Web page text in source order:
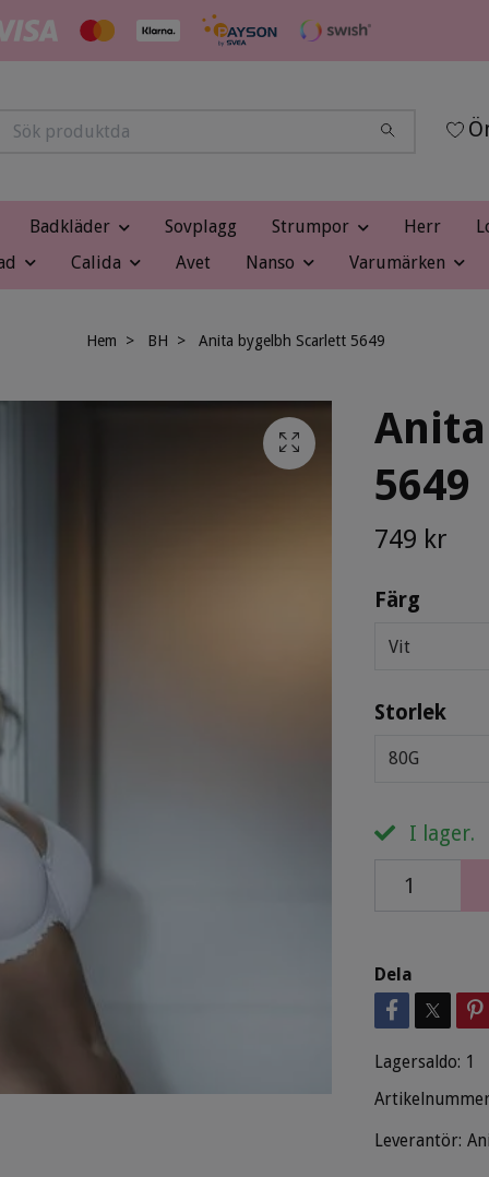
Badkläder Sovplagg Strumpor Herr
Calida Avet Nanso Varumärken
Hem BH Anita bygelbh Scarlett 5649
5649
749 kr
Färg
Vit
Storlek
80G
I lager.
Dela
Lagersaldo: 1
Leverantör: